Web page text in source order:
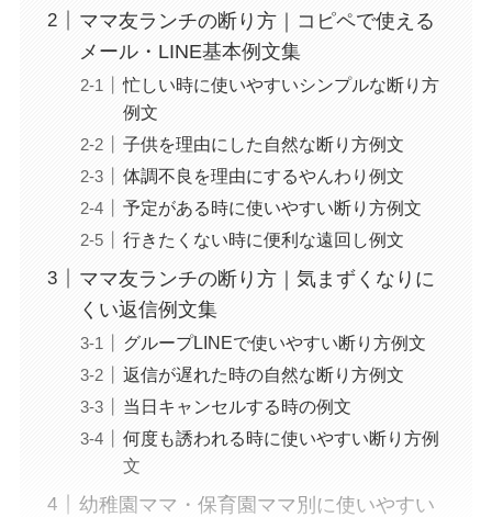
ママ友ランチの断り方｜コピペで使える
メール・LINE基本例文集
忙しい時に使いやすいシンプルな断り方
例文
子供を理由にした自然な断り方例文
体調不良を理由にするやんわり例文
予定がある時に使いやすい断り方例文
行きたくない時に便利な遠回し例文
ママ友ランチの断り方｜気まずくなりに
くい返信例文集
グループLINEで使いやすい断り方例文
返信が遅れた時の自然な断り方例文
当日キャンセルする時の例文
何度も誘われる時に使いやすい断り方例
文
幼稚園ママ・保育園ママ別に使いやすい